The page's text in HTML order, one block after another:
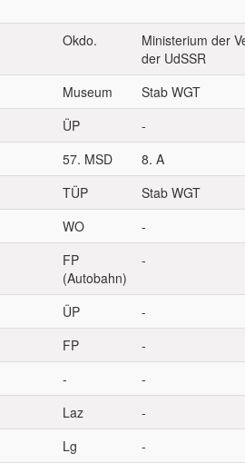
Okdo.
Ministerium der
der UdSSR
Museum Stab WGT
ÜP -
57. MSD 8. A
TÜP Stab WGT
WO -
FP
(Autobahn)
-
ÜP -
FP -
- -
Laz -
Lg -